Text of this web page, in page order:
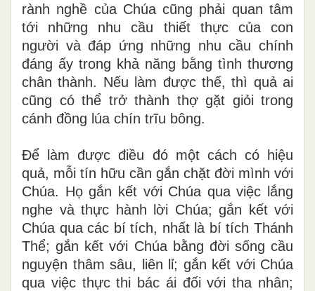
rành nghề của Chúa cũng phải quan tâm
tới những nhu cầu thiết thực của con
người và đáp ứng những nhu cầu chính
đáng ấy trong khả năng bằng tình thương
chân thành. Nếu làm được thế, thì quả ai
cũng có thể trở thành thợ gặt giỏi trong
cánh đồng lúa chín trĩu bông.
Để làm được điều đó một cách có hiệu
quả, mỗi tín hữu cần gắn chặt đời mình với
Chúa. Họ gắn kết với Chúa qua việc lắng
nghe và thực hành lời Chúa; gắn kết với
Chúa qua các bí tích, nhất là bí tích Thánh
Thể; gắn kết với Chúa bằng đời sống cầu
nguyện thâm sâu, liên lỉ; gắn kết với Chúa
qua việc thực thi bác ái đối với tha nhân;